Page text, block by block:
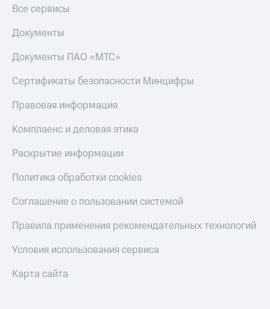
Все сервисы
Документы
Документы ПАО «МТС»
Сертификаты безопасности Минцифры
Правовая информация
Комплаенс и деловая этика
Раскрытие информации
Политика обработки cookies
Соглашение о пользовании системой
Правила применения рекомендательных технологий
Условия использования сервиса
Карта сайта